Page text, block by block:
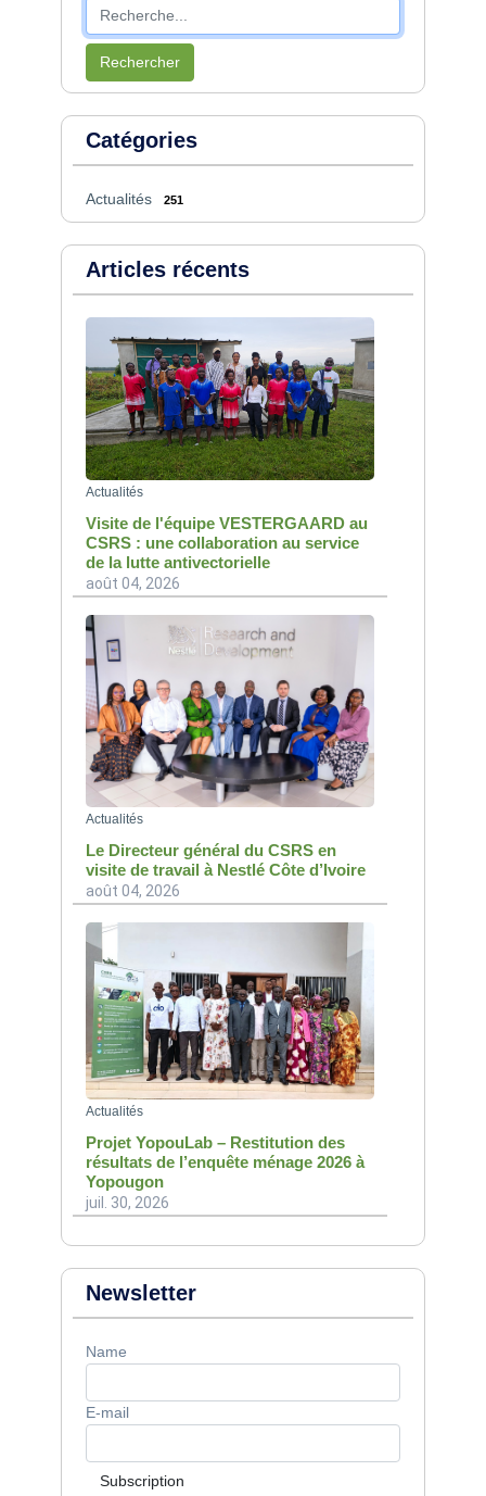
Rechercher
Catégories
Actualités 251
Articles récents
Actualités
Visite de l'équipe VESTERGAARD au
CSRS : une collaboration au service
de la lutte antivectorielle
août 04, 2026
Actualités
Le Directeur général du CSRS en
visite de travail à Nestlé Côte d’Ivoire
août 04, 2026
Actualités
Projet YopouLab – Restitution des
résultats de l’enquête ménage 2026 à
Yopougon
juil. 30, 2026
Newsletter
Name
E-mail
Subscription